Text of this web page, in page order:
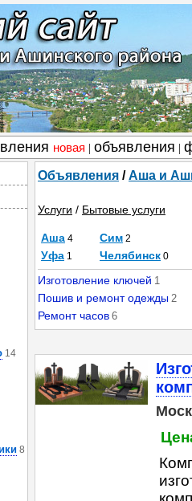
новая объявления
14
8
Объявления /Аша и
Услуги / Бытовые услуги
Аша 4 Сим 2
Уфа 1 Челябинск 0
Изготовление ключей 1
Пошив и ремонт одежды 2
Ремонт часов 6